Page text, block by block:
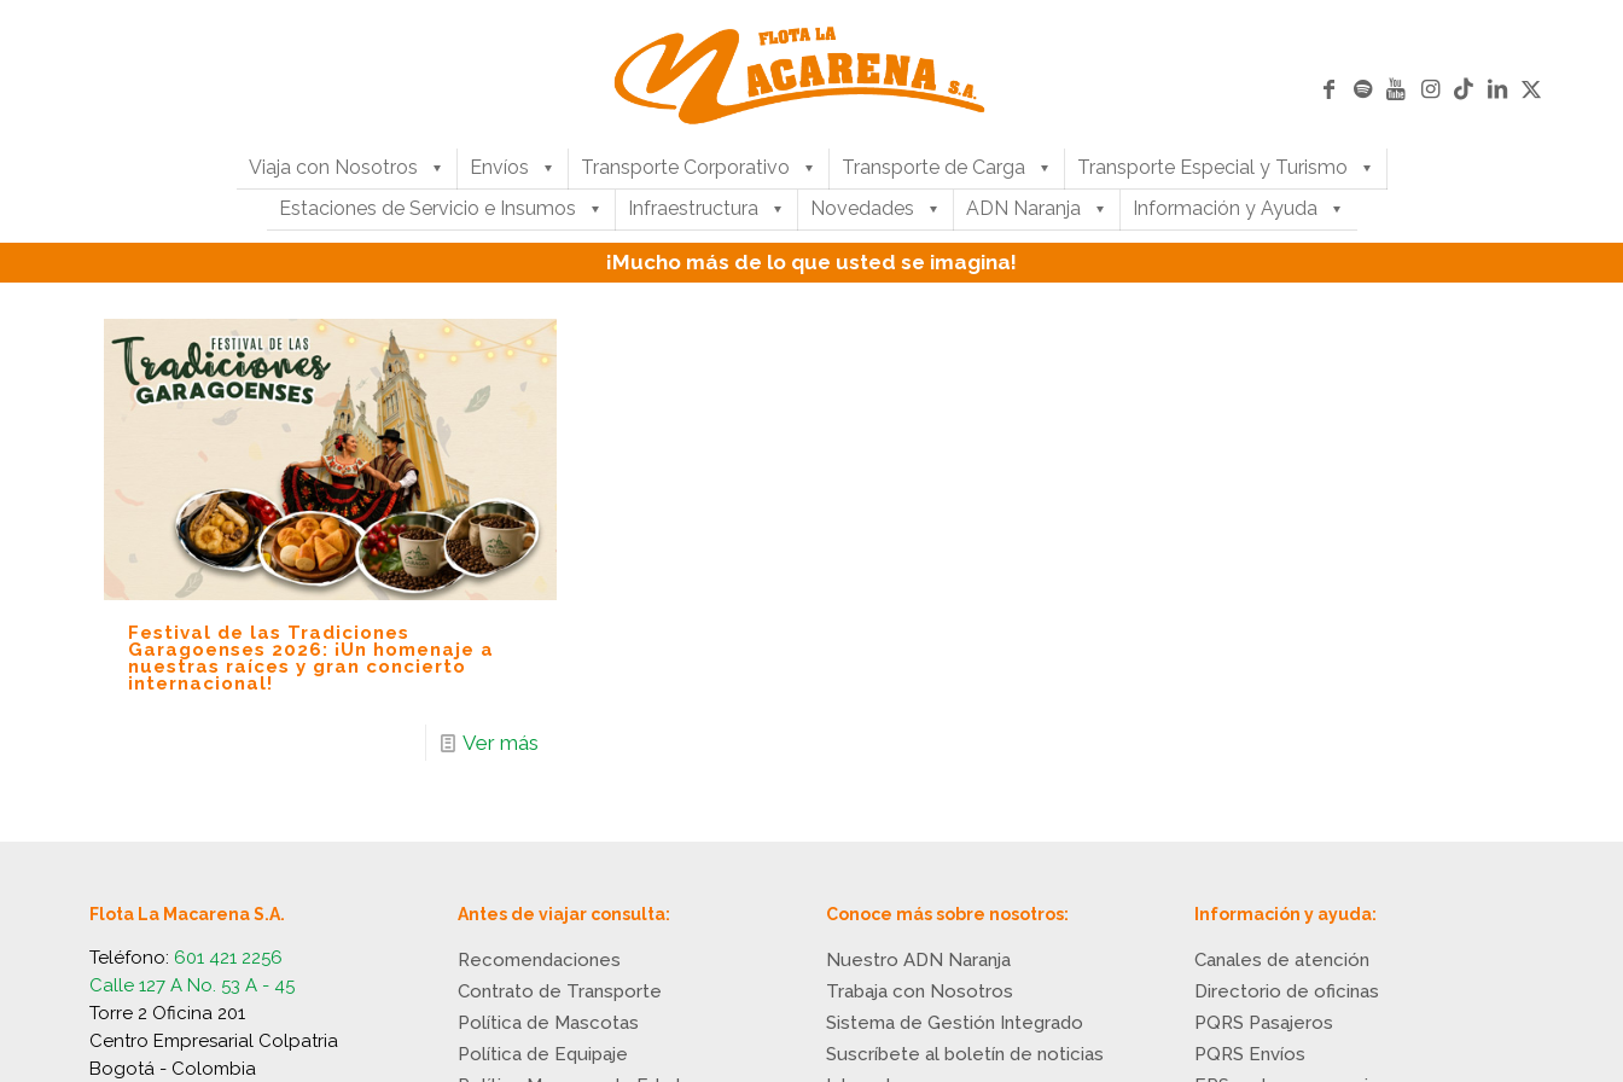
Viaja con Nosotros Envíos Transporte Corporativo Transporte de Carga
Transporte Especial y Turismo
Estaciones de Servicio e Insumos
Infraestructura Novedades ADN Naranja Información y Ayuda
¡Mucho más de lo que usted se imagina!
Festival de las Tradiciones
Garagoenses 2026: ¡Un homenaje a
nuestras raíces y gran concierto
internacional!
Ver más
Flota La Macarena S.A.
Teléfono: 601 421 2256
Calle 127 A No. 53 A - 45
Torre 2 Oficina 201
Centro Empresarial Colpatria
Bogotá - Colombia
Antes de viajar consulta:
Recomendaciones
Contrato de Transporte
Política de Mascotas
Política de Equipaje
Conoce más sobre nosotros:
Nuestro ADN Naranja
Trabaja con Nosotros
Sistema de Gestión Integrado
Suscríbete al boletín de noticias
Información y ayuda:
Canales de atención
Directorio de oficinas
PQRS Pasajeros
PQRS Envíos